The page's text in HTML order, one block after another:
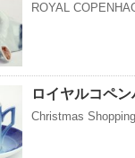
ROYAL
ロイヤルコペ
Christmas